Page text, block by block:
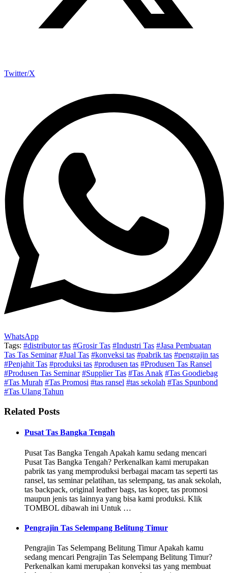
Twitter/X
WhatsApp
Tags: #distributor tas #Grosir Tas #Industri Tas #Jasa Pembuatan
Tas Tas Seminar #Jual Tas #konveksi tas #pabrik tas #pengrajin tas
#Penjahit Tas #produksi tas #produsen tas #Produsen Tas Ransel
#Produsen Tas Seminar #Supplier Tas #Tas Anak #Tas Goodiebag
#Tas Murah #Tas Promosi #tas ransel #tas sekolah #Tas Spunbond
#Tas Ulang Tahun
Related Posts
Pusat Tas Bangka Tengah
Pusat Tas Bangka Tengah Apakah kamu sedang mencari
Pusat Tas Bangka Tengah? Perkenalkan kami merupakan
pabrik tas yang memproduksi berbagai macam tas seperti tas
ransel, tas seminar pelatihan, tas selempang, tas anak sekolah,
tas backpack, original leather bags, tas koper, tas promosi
maupun jenis tas lainnya yang bisa kami produksi. Klik
TOMBOL dibawah ini Untuk …
Pengrajin Tas Selempang Belitung Timur
Pengrajin Tas Selempang Belitung Timur Apakah kamu
sedang mencari Pengrajin Tas Selempang Belitung Timur?
Perkenalkan kami merupakan konveksi tas yang membuat